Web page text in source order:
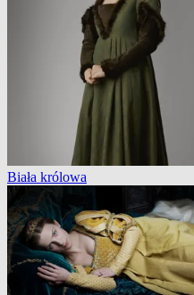
Biała królowa